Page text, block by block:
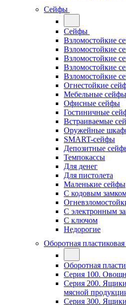
Сейфы
Сейфы
Взломостойкие
Взломостойкие
Взломостойкие
Взломостойкие
Взломостойкие
Огнестойкие
Мебельные сейфы
Офисные сейфы
Гостиничные
Встраиваемые
Оружейные
SMART-сейфы
Депозитные
Темпокассы
Для денег
Для пистолета
Маленькие сейфы
С кодовым
С электронным
С ключом
Недорогие
Оборотная пластиковая
Оборотная
Серия 100.
Серия 200.
мясной
Серия 300.